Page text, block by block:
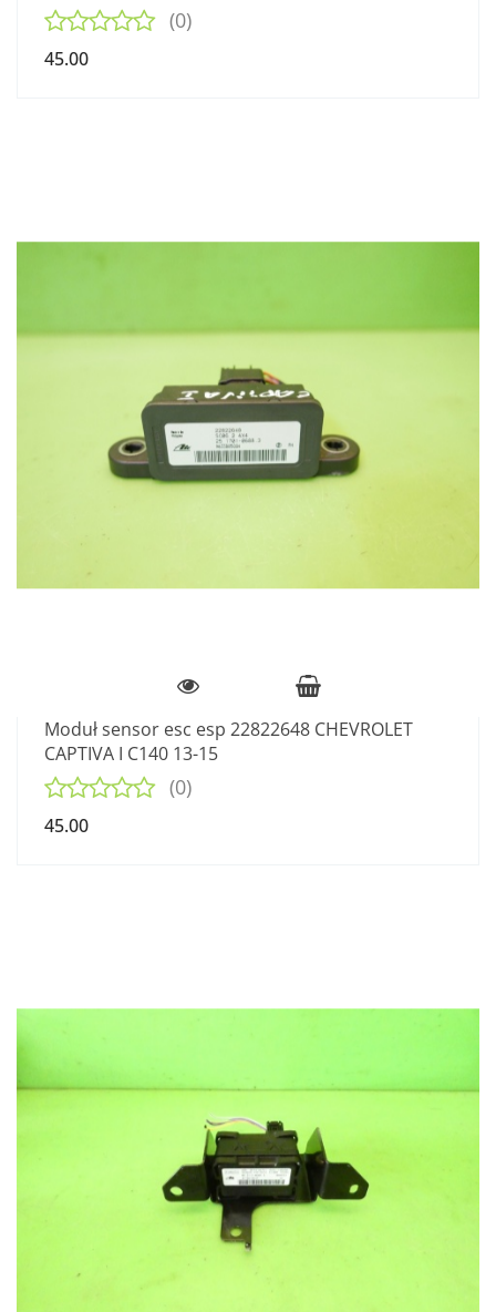
(0)
45.00
Moduł sensor esc esp 22822648 CHEVROLET
CAPTIVA I C140 13-15
(0)
45.00